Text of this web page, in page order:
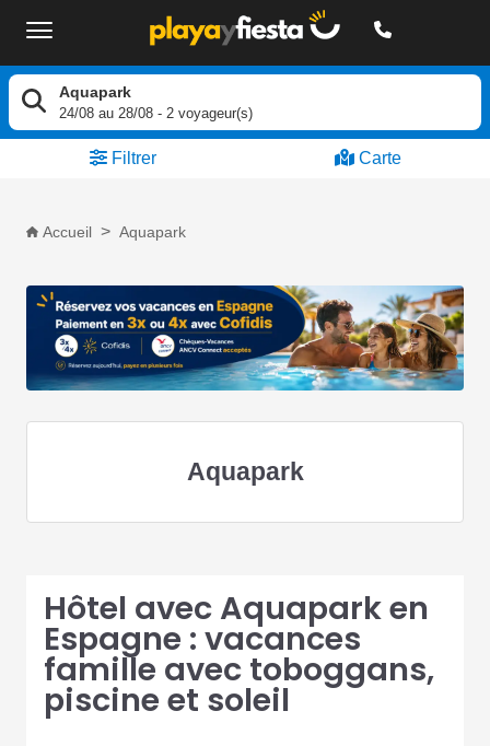
Aquapark
24/08 au28/08 -2 voyageur(s)
Filtrer Carte
Accueil Aquapark
Aquapark
Hôtel avec Aquapark en
Espagne : vacances
famille avec toboggans,
piscine et soleil